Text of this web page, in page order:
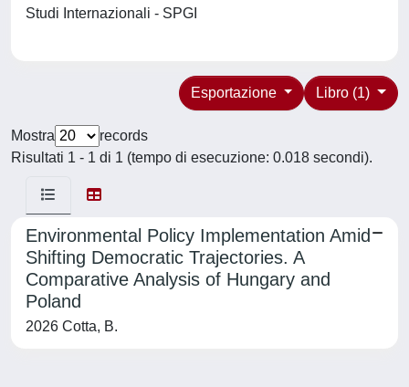
Studi Internazionali - SPGI
Libro (1)
Esportazione
Mostra
records
Risultati 1 - 1 di 1 (tempo di esecuzione: 0.018 secondi).
Environmental Policy Implementation Amid
Shifting Democratic Trajectories. A
Comparative Analysis of Hungary and
Poland
2026 Cotta, B.